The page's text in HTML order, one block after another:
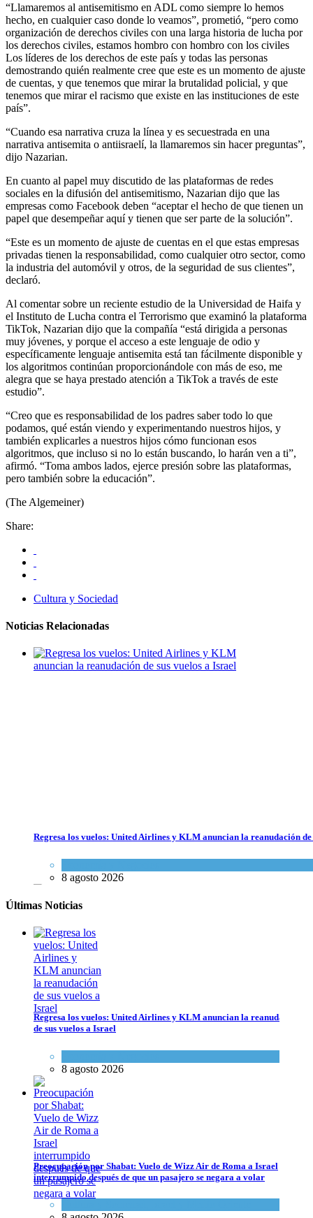
“Llamaremos al antisemitismo en ADL como siempre lo hemos
hecho, en cualquier caso donde lo veamos”, prometió, “pero como
organización de derechos civiles con una larga historia de lucha por
los derechos civiles, estamos hombro con hombro con los civiles
Los líderes de los derechos de este país y todas las personas
demostrando quién realmente cree que este es un momento de ajuste
de cuentas, y que tenemos que mirar la brutalidad policial, y que
tenemos que mirar el racismo que existe en las instituciones de este
país”.
“Cuando esa narrativa cruza la línea y es secuestrada en una
narrativa antisemita o antiisraelí, la llamaremos sin hacer preguntas”,
dijo Nazarian.
En cuanto al papel muy discutido de las plataformas de redes
sociales en la difusión del antisemitismo, Nazarian dijo que las
empresas como Facebook deben “aceptar el hecho de que tienen un
papel que desempeñar aquí y tienen que ser parte de la solución”.
“Este es un momento de ajuste de cuentas en el que estas empresas
privadas tienen la responsabilidad, como cualquier otro sector, como
la industria del automóvil y otros, de la seguridad de sus clientes”,
declaró.
Al comentar sobre un reciente estudio de la Universidad de Haifa y
el Instituto de Lucha contra el Terrorismo que examinó la plataforma
TikTok, Nazarian dijo que la compañía “está dirigida a personas
muy jóvenes, y porque el acceso a este lenguaje de odio y
específicamente lenguaje antisemita está tan fácilmente disponible y
los algoritmos continúan proporcionándole con más de eso, me
alegra que se haya prestado atención a TikTok a través de este
estudio”.
“Creo que es responsabilidad de los padres saber todo lo que
podamos, qué están viendo y experimentando nuestros hijos, y
también explicarles a nuestros hijos cómo funcionan esos
algoritmos, que incluso si no lo están buscando, lo harán ven a ti”,
afirmó. “Toma ambos lados, ejerce presión sobre las plataformas,
pero también sobre la educación”.
(The Algemeiner)
Share:
Cultura y Sociedad
Noticias Relacionadas
Regresa los vuelos: United Airlines y KLM anuncian la reanudación de
8 agosto 2026
Preocupación por Shabat: Vuelo de Wizz Air de Roma a Israel
Cultura y Sociedad
8 agosto 2026
Últimas Noticias
Regresa los vuelos: United Airlines y KLM anuncian la reanudación
de sus vuelos a Israel
8 agosto 2026
Preocupación por Shabat: Vuelo de Wizz Air de Roma a Israel
interrumpido después de que un pasajero se negara a volar